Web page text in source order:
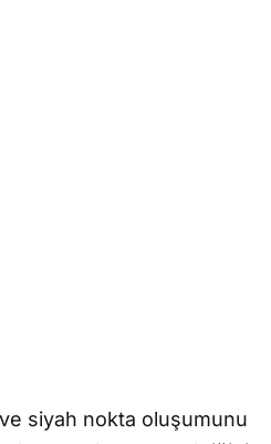
ve siyah nokta oluşumunu